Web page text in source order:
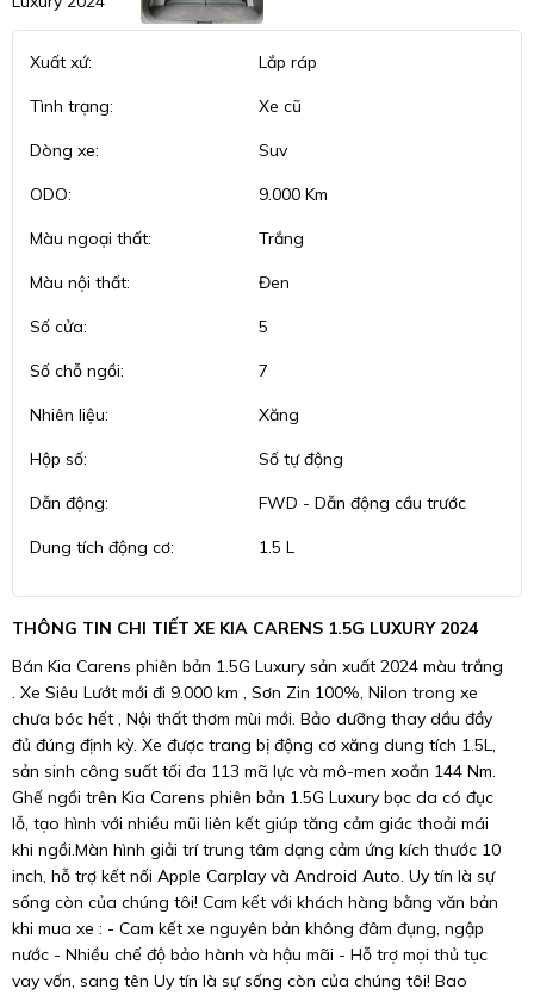
Xuất xứ: Lắp ráp
Tình trạng: Xe cũ
Dòng xe: Suv
ODO: 9.000 Km
Màu ngoại thất: Trắng
Màu nội thất: Đen
Số cửa: 5
Số chỗ ngồi: 7
Nhiên liệu: Xăng
Hộp số: Số tự động
Dẫn động: FWD - Dẫn động cầu trước
Dung tích động cơ: 1.5 L
THÔNG TIN CHI TIẾT XE KIA CARENS 1.5G LUXURY 2024
Bán Kia Carens phiên bản 1.5G Luxury sản xuất 2024 màu trắng
. Xe Siêu Lướt mới đi 9.000 km , Sơn Zin 100%, Nilon trong xe
chưa bóc hết , Nội thất thơm mùi mới. Bảo dưỡng thay dầu đầy
đủ đúng định kỳ. Xe được trang bị động cơ xăng dung tích 1.5L,
sản sinh công suất tối đa 113 mã lực và mô-men xoắn 144 Nm.
Ghế ngồi trên Kia Carens phiên bản 1.5G Luxury bọc da có đục
lỗ, tạo hình với nhiều mũi liên kết giúp tăng cảm giác thoải mái
khi ngồi.Màn hình giải trí trung tâm dạng cảm ứng kích thước 10
inch, hỗ trợ kết nối Apple Carplay và Android Auto. Uy tín là sự
sống còn của chúng tôi! Cam kết với khách hàng bằng văn bản
khi mua xe : - Cam kết xe nguyên bản không đâm đụng, ngập
nước - Nhiều chế độ bảo hành và hậu mãi - Hỗ trợ mọi thủ tục
vay vốn, sang tên Uy tín là sự sống còn của chúng tôi! Bao